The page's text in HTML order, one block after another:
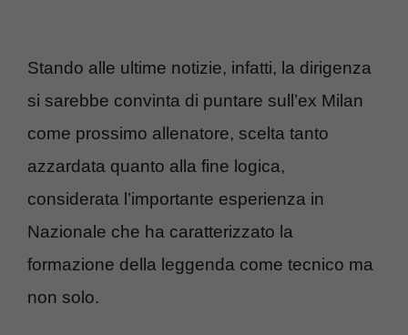
Stando alle ultime notizie, infatti, la dirigenza
si sarebbe convinta di puntare sull’ex Milan
come prossimo allenatore, scelta tanto
azzardata quanto alla fine logica,
considerata l’importante esperienza in
Nazionale che ha caratterizzato la
formazione della leggenda come tecnico ma
non solo.